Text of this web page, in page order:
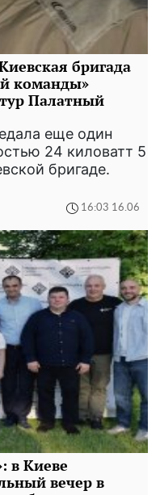
бригада
команды»
Палатный
еще один
24 киловатт 5
бригаде.
16:03 16.06
в Киеве
вечер в